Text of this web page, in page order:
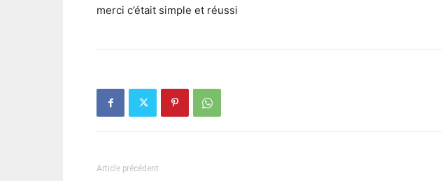
merci c’était simple et réussi
Article précédent